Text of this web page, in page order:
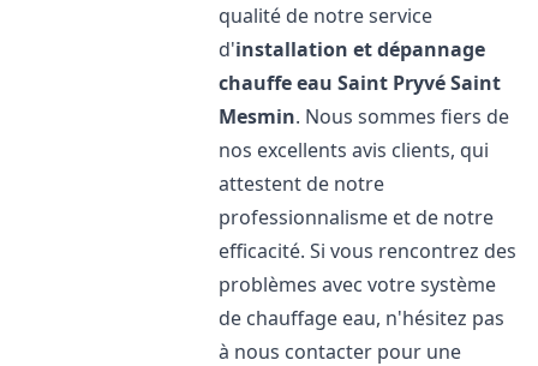
qualité de notre service
d'installation et dépannage
chauffe eau Saint Pryvé Saint
Mesmin. Nous sommes fiers de
nos excellents avis clients, qui
attestent de notre
professionnalisme et de notre
efficacité. Si vous rencontrez des
problèmes avec votre système
de chauffage eau, n'hésitez pas
à nous contacter pour une